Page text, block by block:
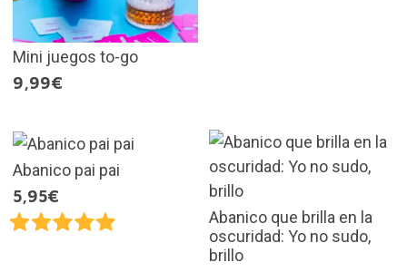
Mini juegos to-go
9,99€
Abanico pai pai
5,95€
Abanico que brilla en la
oscuridad: Yo no sudo,
brillo